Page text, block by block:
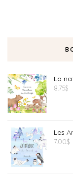
La
8.75$
Les
7.00$